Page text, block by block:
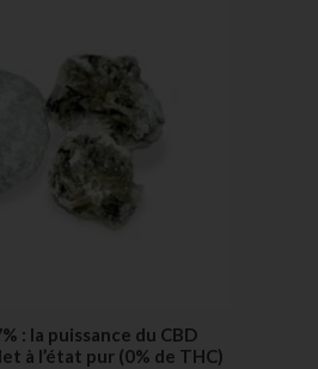
: la puissance du CBD
à l’état pur (0% de THC)